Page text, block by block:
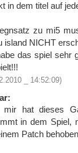
in dem titel auf
zu mi5
island NICHT
das spiel sehr
_ 14:52:09)
mir hat dieses
in dem Spiel,
Patch